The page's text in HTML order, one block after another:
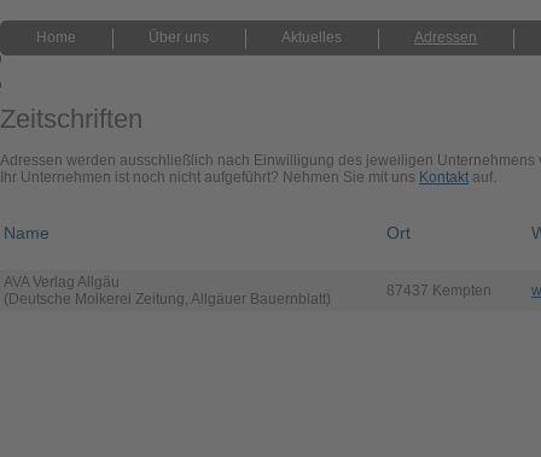
Home Über uns Aktuelles
Adressen
Zeitschriften
Adressen werden ausschließlich nach Einwilligung des jeweiligen Unternehmens
Ihr Unternehmen ist noch nicht aufgeführt? Nehmen Sie mit uns Kontakt auf.
Name Ort
AVA Verlag Allgäu
(Deutsche Molkerei Zeitung, Allgäuer Bauernblatt)
87437 Kempten